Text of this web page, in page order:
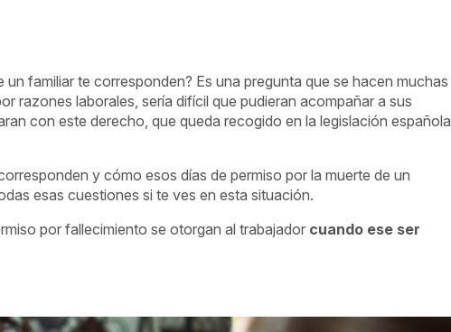
un familiar te corresponden? Es una pregunta que se hacen muchas
razones laborales, sería difícil que pudieran acompañar a sus
con este derecho, que queda recogido en la legislación española
y cómo esos días de permiso por la muerte de un
esas cuestiones si te ves en esta situación.
por fallecimiento se otorgan al trabajador cuando ese ser